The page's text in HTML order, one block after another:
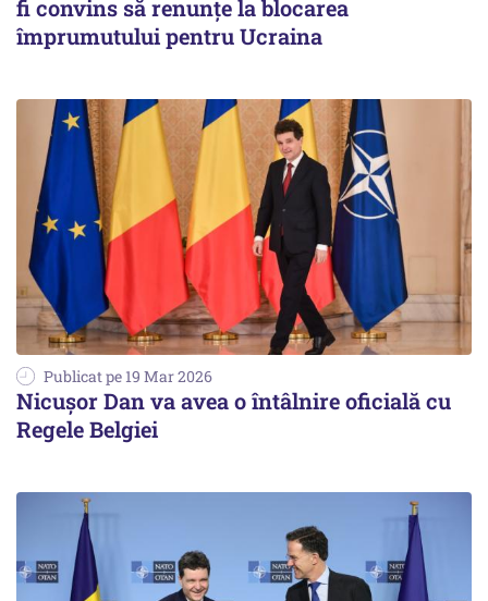
fi convins să renunţe la blocarea
împrumutului pentru Ucraina
Publicat pe 19 Mar 2026
Nicuşor Dan va avea o întâlnire oficială cu
Regele Belgiei